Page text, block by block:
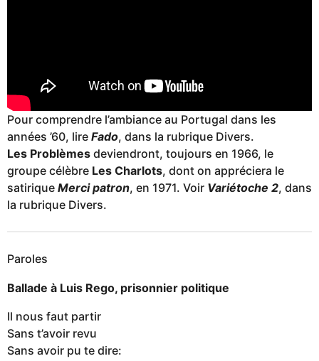
Pour comprendre l’ambiance au Portugal dans les
années ’60, lire Fado, dans la rubrique Divers.
Les Problèmes deviendront, toujours en 1966, le
groupe célèbre Les Charlots, dont on appréciera le
satirique Merci patron, en 1971. Voir Variétoche 2, dans
la rubrique Divers.
Paroles
Ballade à Luis Rego, prisonnier politique
Il nous faut partir
Sans t’avoir revu
Sans avoir pu te dire: